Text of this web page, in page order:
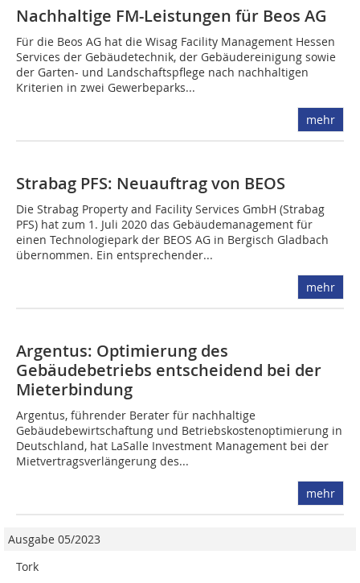
Nachhaltige FM-Leistungen für Beos AG
Für die Beos AG hat die Wisag Facility Management Hessen
Services der Gebäudetechnik, der Gebäudereinigung sowie
der Garten- und Landschaftspflege nach nachhaltigen
Kriterien in zwei Gewerbeparks...
mehr
Strabag PFS: Neuauftrag von BEOS
Die Strabag Property and Facility Services GmbH (Strabag
PFS) hat zum 1. Juli 2020 das Gebäudemanagement für
einen Technologiepark der BEOS AG in Bergisch Gladbach
übernommen. Ein entsprechender...
mehr
Argentus: Optimierung des
Gebäudebetriebs entscheidend bei der
Mieterbindung
Argentus, führender Berater für nachhaltige
Gebäudebewirtschaftung und Betriebskostenoptimierung in
Deutschland, hat LaSalle Investment Management bei der
Mietvertragsverlängerung des...
mehr
Ausgabe 05/2023
Tork